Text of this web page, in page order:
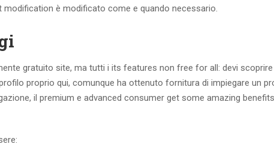
modification è modificato come e quando necessario.
gratuito site, ma tutti i its features non free for all: devi
proprio qui, comunque ha ottenuto fornitura di impiegare un
il premium e advanced consumer get some amazing